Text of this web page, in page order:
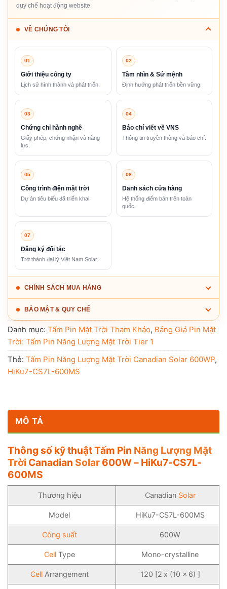
quy chế hoạt động website.
VỀ CHÚNG TÔI
01
Giới thiệu công ty
Lịch sử hình thành và phát triển.
02
Tầm nhìn & Sứ mệnh
Định hướng phát triển bền vững.
03
Chứng chỉ hành nghề
Giấy phép, chứng nhận và năng
lực.
04
Báo chí viết về VNS
Thông tin truyền thông và báo chí.
05
Công trình điện mặt trời
Dự án tiêu biểu đã triển khai.
06
Danh sách cửa hàng
Hệ thống điểm bán trên toàn
quốc.
07
Đăng ký đối tác
Trở thành đại lý Việt Nam Solar.
CHÍNH SÁCH MUA HÀNG
BẢO MẬT & QUY CHẾ
Danh mục: Tấm Pin Mặt Trời Tham Khảo, Bảng Giá Pin Mặt
Trời: Tấm Pin Năng Lượng Mặt Trời Tier 1
Thẻ: Tấm Pin Năng Lượng Mặt Trời Canadian Solar 600WP,
HiKu7-CS7L-600MS
MÔ TẢ
Thông số kỹ thuật Tấm Pin Năng Lượng Mặt
Trời Canadian Solar 600W – HiKu7-CS7L-
600MS
Thương hiệu Canadian Solar
Model HiKu7-CS7L-600MS
Công suất 600W
CellType Mono-crystalline
CellArrangement 120 [2 x (10 x 6) ]